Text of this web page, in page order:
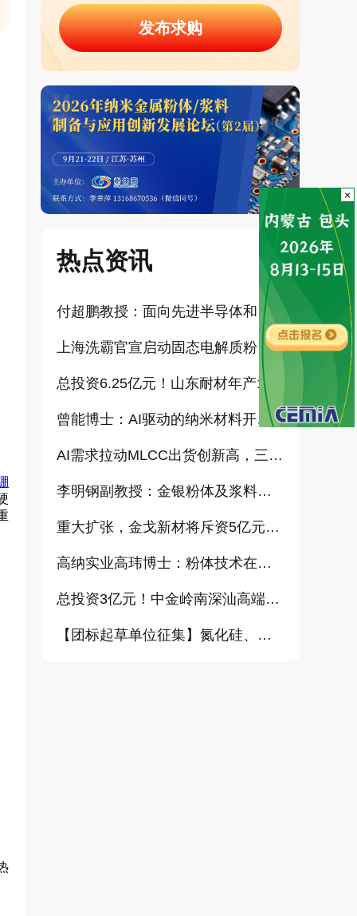
发布求购
热点资讯
付超鹏教授：面向先进半导体和大健康产业的高纯超细氧化铝研发（报告）
上海洗霸官宣启动固态电解质粉体产业化项目
总投资6.25亿元！山东耐材年产15万吨高科技新材料项目正式开工
曾能博士：AI驱动的纳米材料开发新范式技术研究及基地建设（报告）
AI需求拉动MLCC出货创新高，三星、太阳诱电相继涨价
李明钢副教授：金银粉体及浆料增值化路径探讨（报告）
重大扩张，金戈新材将斥资5亿元打造“功能性粉体新材料智能制造基地”
高纳实业高玮博士：粉体技术在电池材料工业中的进展与需求（报告）
总投资3亿元！中金岭南深汕高端金属复合材料扩产项目正式开工
【团标起草单位征集】氮化硅、金刚石、碳化铪、氧化铝等
×